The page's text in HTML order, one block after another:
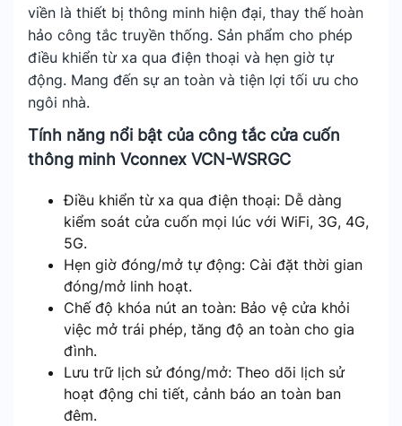
viền là thiết bị thông minh hiện đại, thay thế hoàn
hảo công tắc truyền thống. Sản phẩm cho phép
điều khiển từ xa qua điện thoại và hẹn giờ tự
động. Mang đến sự an toàn và tiện lợi tối ưu cho
ngôi nhà.
Tính năng nổi bật của công tắc cửa cuốn
thông minh Vconnex VCN-WSRGC
Điều khiển từ xa qua điện thoại: Dễ dàng
kiểm soát cửa cuốn mọi lúc với WiFi, 3G, 4G,
5G.
Hẹn giờ đóng/mở tự động: Cài đặt thời gian
đóng/mở linh hoạt.
Chế độ khóa nút an toàn: Bảo vệ cửa khỏi
việc mở trái phép, tăng độ an toàn cho gia
đình.
Lưu trữ lịch sử đóng/mở: Theo dõi lịch sử
hoạt động chi tiết, cảnh báo an toàn ban
đêm.